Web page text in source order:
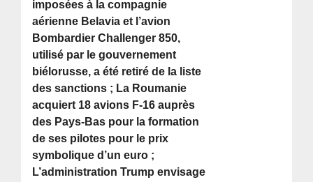
imposées à la compagnie
aérienne Belavia et l’avion
Bombardier Challenger 850,
utilisé par le gouvernement
biélorusse, a été retiré de la liste
des sanctions ; La Roumanie
acquiert 18 avions F-16 auprès
des Pays-Bas pour la formation
de ses pilotes pour le prix
symbolique d’un euro ;
L’administration Trump envisage